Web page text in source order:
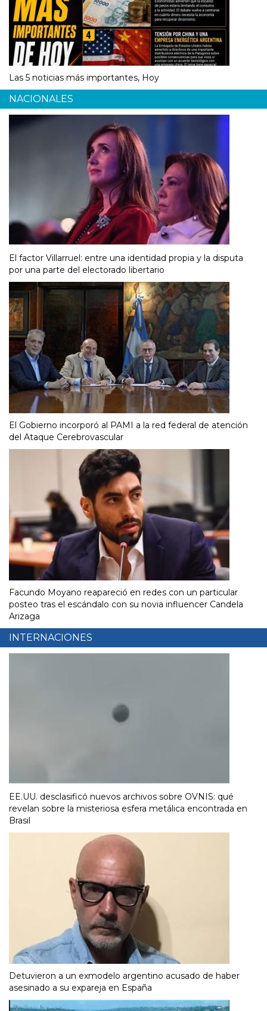
Las 5 noticias más importantes, Hoy
NACIONALES
El factor Villarruel: entre una identidad propia y la disputa
por una parte del electorado libertario
El Gobierno incorporó al PAMI a la red federal de atención
del Ataque Cerebrovascular
Facundo Moyano reapareció en redes con un particular
posteo tras el escándalo con su novia influencer Candela
Arizaga
INTERNACIONES
EE.UU. desclasificó nuevos archivos sobre OVNIS: qué
revelan sobre la misteriosa esfera metálica encontrada en
Brasil
Detuvieron a un exmodelo argentino acusado de haber
asesinado a su expareja en España